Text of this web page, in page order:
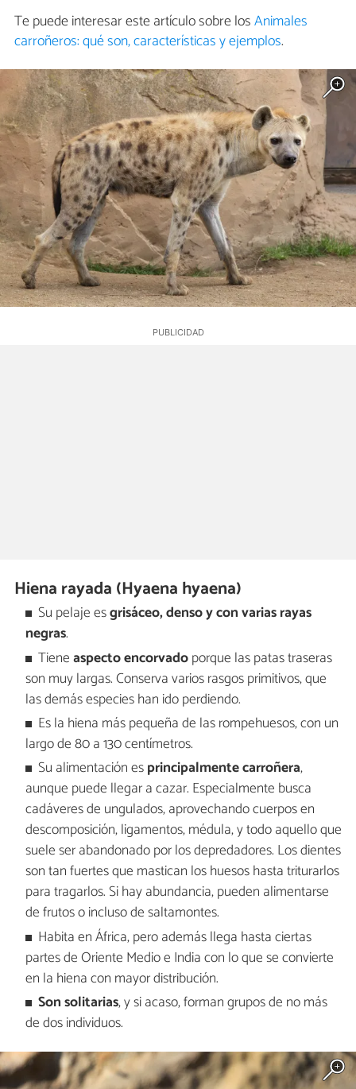
Te puede interesar este artículo sobre losAnimales
carroñeros: qué son, características y ejemplos.
Hiena rayada (Hyaena hyaena)
Su pelaje esgrisáceo, denso y con varias rayas
negras.
Tieneaspecto encorvadoporque las patas traseras
son muy largas. Conserva varios rasgos primitivos, que
las demás especies han ido perdiendo.
Es la hiena más pequeña de las rompehuesos, con un
largo de 80 a 130 centímetros.
Su alimentación esprincipalmente carroñera,
aunque puede llegar a cazar. Especialmente busca
cadáveres de ungulados, aprovechando cuerpos en
descomposición, ligamentos, médula, y todo aquello que
suele ser abandonado por los depredadores. Los dientes
son tan fuertes que mastican los huesos hasta triturarlos
para tragarlos. Si hay abundancia, pueden alimentarse
de frutos o incluso de saltamontes.
Habita en África, pero además llega hasta ciertas
partes de Oriente Medio e India con lo que se convierte
en la hiena con mayor distribución.
Son solitarias, y si acaso, forman grupos de no más
de dos individuos.